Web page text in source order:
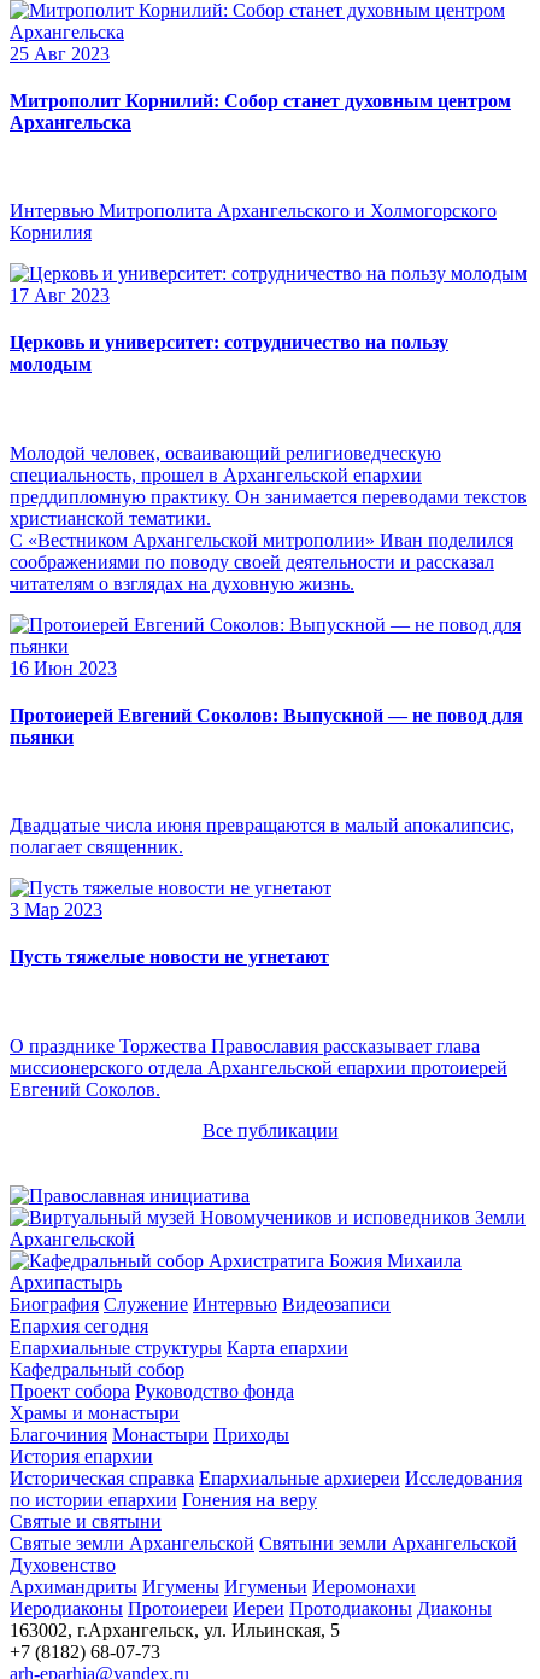
25 Авг 2023
Митрополит Корнилий: Собор станет духовным центром
Архангельска
Интервью Митрополита Архангельского и Холмогорского
Корнилия
17 Авг 2023
Церковь и университет: сотрудничество на пользу
молодым
Молодой человек, осваивающий религиоведческую
специальность, прошел в Архангельской епархии
преддипломную практику. Он занимается переводами текстов
христианской тематики.
С «Вестником Архангельской митрополии» Иван поделился
соображениями по поводу своей деятельности и рассказал
читателям о взглядах на духовную жизнь.
16 Июн 2023
Протоиерей Евгений Соколов: Выпускной — не повод для
пьянки
Двадцатые числа июня превращаются в малый апокалипсис,
полагает священник.
3 Мар 2023
Пусть тяжелые новости не угнетают
О празднике Торжества Православия рассказывает глава
миссионерского отдела Архангельской епархии протоиерей
Евгений Соколов.
Все публикации
Архипастырь
Биография Служение Интервью Видеозаписи
Епархия сегодня
Епархиальные структуры Карта епархии
Кафедральный собор
Проект собора Руководство фонда
Храмы и монастыри
Благочиния Монастыри Приходы
История епархии
Историческая справка Епархиальные архиереи Исследования
по истории епархии Гонения на веру
Святые и святыни
Святые земли Архангельской Святыни земли Архангельской
Духовенство
Архимандриты Игумены Игуменьи Иеромонахи
Иеродиаконы Протоиереи Иереи Протодиаконы Диаконы
163002, г.Архангельск, ул. Ильинская, 5
+7 (8182) 68-07-73
arh-eparhia@yandex.ru